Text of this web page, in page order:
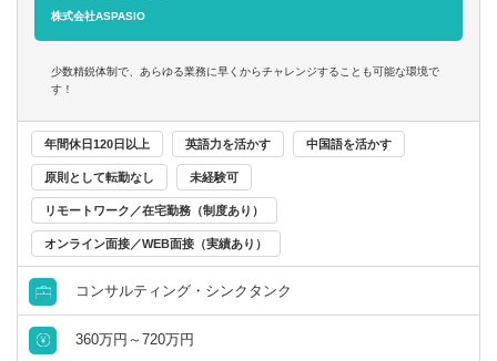
データ入力に関しては、「JDL」と呼ばれる
「freee」など、クラウド型ソフトも一部使用します。
【職場環境】
20代30代の若手社員も活躍中で、税理士資格取得を目指し
ているメンバーや子育て中のメンバーも在籍しています。
経験豊富なスタッフと細やかな管理体制で分からないこと
があれば何でも聞きやすい雰囲気があり、異業種から転職
してきた社員もスキルを身につけ成長しています！
株式会社ASPASIO
少数精鋭体制で、あらゆる業務に早くからチャレンジすることも可能な環境で
す！
年間休日120日以上 英語力を活かす 中国語を活かす
原則として転勤なし 未経験可
リモートワーク／在宅勤務（制度あり）
オンライン面接／WEB面接（実績あり）
コンサルティング・シンクタンク
360万円～720万円